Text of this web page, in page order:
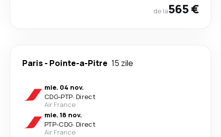
de la565 €
Paris- Pointe-a-Pitre 15 zile
mie. 04 nov.
CDG-PTP· Direct
Air France
mie. 18 nov.
PTP-CDG· Direct
Air France